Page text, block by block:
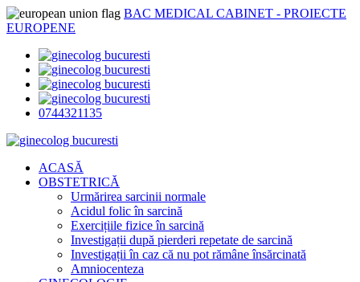
BAC MEDICAL CABINET - PROIECTE
EUROPENE
0744321135
ACASĂ
OBSTETRICĂ
Urmărirea sarcinii normale
Acidul folic în sarcină
Exercițiile fizice în sarcină
Investigații după pierderi repetate de sarcină
Investigații în caz că nu pot rămâne însărcinată
Amniocenteza